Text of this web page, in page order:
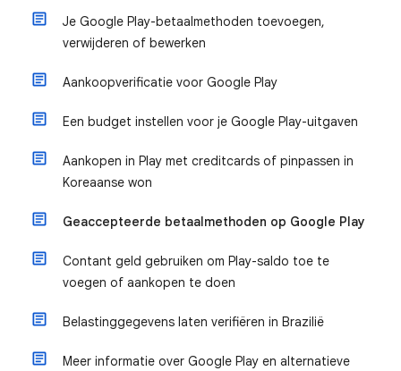
Je Google Play-betaalmethoden toevoegen,
verwijderen of bewerken
Aankoopverificatie voor Google Play
Een budget instellen voor je Google Play-uitgaven
Aankopen in Play met creditcards of pinpassen in
Koreaanse won
Geaccepteerde betaalmethoden op Google Play
Contant geld gebruiken om Play-saldo toe te
voegen of aankopen te doen
Belastinggegevens laten verifiëren in Brazilië
Meer informatie over Google Play en alternatieve